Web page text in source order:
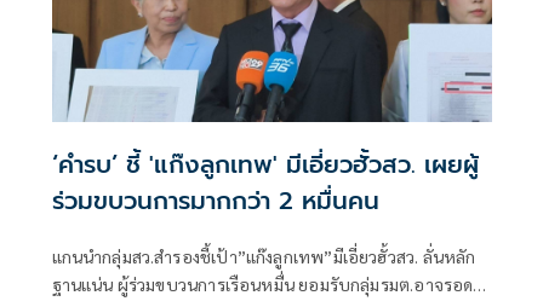
‘คำรบ’ ชี้ 'แก๊งลูกเทพ' มีเอี่ยวฮั้วสว. เผยผู้
ร่วมขบวนการมากกว่า 2 หมื่นคน
แกนนำกลุ่มสว.สำรองชี้เป้า”แก๊งลูกเทพ”มีเอี่ยวฮั้วสว. ลั่นหลัก
ฐานแน่น ผู้ร่วมขบวนการเรือนหมื่น ยอมรับกลุ่มรมต.อาจรอด